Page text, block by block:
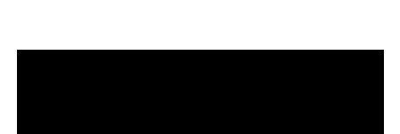
Reproductor